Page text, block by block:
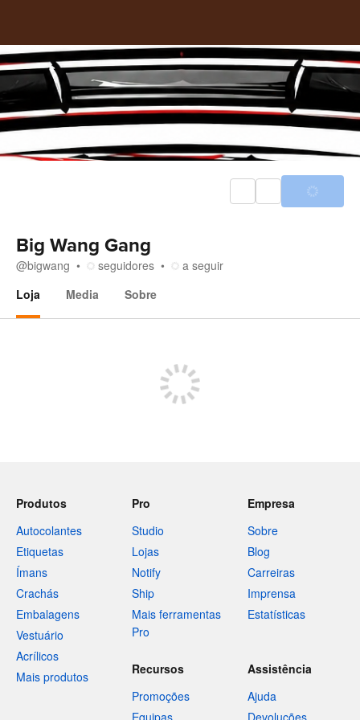
Big Wang Gang
@bigwang seguidores
a seguir
Loja
Media Sobre
Produtos
Autocolantes
Etiquetas
Ímans
Crachás
Embalagens
Vestuário
Acrílicos
Mais produtos
Pro
Studio
Lojas
Notify
Ship
Mais ferramentas
Pro
Empresa
Sobre
Blog
Carreiras
Imprensa
Estatísticas
Recursos
Promoções
Equipas
Assistência
Ajuda
Devoluções